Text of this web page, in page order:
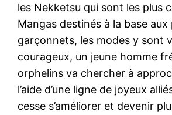
les Nekketsu qui sont les plus
Mangas destinés à la base
garçonnets, les modes y sont
courageux, un jeune homme
orphelins va chercher à
l’aide d’une ligne de joyeux
cesse s’améliorer et devenir